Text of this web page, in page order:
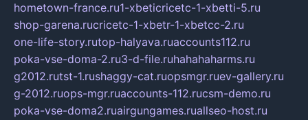
hometown-france.ru1-xbeticricetc-1-xbetti-5.ru
shop-garena.rucricetc-1-xbetr-1-xbetcc-2.ru
one-life-story.rutop-halyava.ruaccounts112.ru
poka-vse-doma-2.ru3-d-file.ruhahahaharms.ru
g2012.rutst-1.rushaggy-cat.ruopsmgr.ruev-gallery.ru
g-2012.ruops-mgr.ruaccounts-112.rucsm-demo.ru
poka-vse-doma2.ruairgungames.ruallseo-host.ru